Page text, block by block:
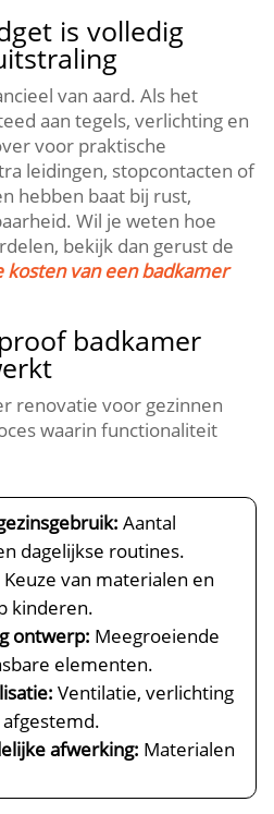
is volledig
van aard.​ Als het
aan tegels, verlichting en
voor praktische
leidingen, stopcontacten of
hebben baat bij rust,
Wil je weten hoe
bekijk dan gerust de
kosten van een badkamer
badkamer
renovatie voor gezinnen
waarin functionaliteit
Aantal
dagelijkse routines.​
Keuze van materialen en
kinderen.​
ontwerp: Meegroeiende
elementen.​
Ventilatie, verlichting
afwerking: Materialen